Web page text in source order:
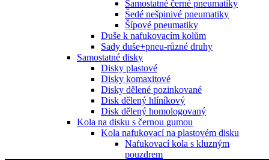
Samostatné černé pneumatiky
Šedé nešpinivé pneumatiky
Šípové pneumatiky
Duše k nafukovacím kolům
Sady duše+pneu-různé druhy
Samostatné disky
Disky plastové
Disky komaxitové
Disky dělené pozinkované
Disk dělený hlíníkový
Disk dělený homologovaný
Kola na disku s černou gumou
Kola nafukovací na plastovém disku
Nafukovací kola s kluzným
pouzdrem